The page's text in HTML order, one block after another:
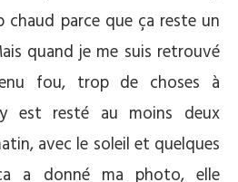
chaud parce que ça reste un
quand je me suis retrouvé
fou, trop de choses à
est resté au moins deux
avec le soleil et quelques
a donné ma photo, elle